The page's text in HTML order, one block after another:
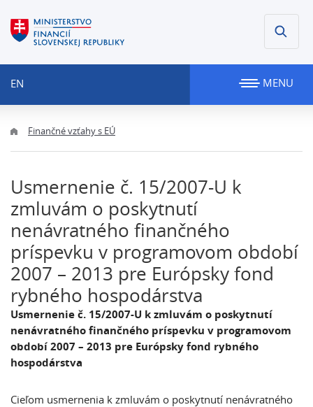
EN MENU
Finančné vzťahy s EÚ
Usmernenie č. 15/2007-U k
zmluvám o poskytnutí
nenávratného finančného
príspevku v programovom období
2007 – 2013 pre Európsky fond
rybného hospodárstva
Usmernenie č. 15/2007-U k zmluvám o poskytnutí
nenávratného finančného príspevku v programovom
období 2007 – 2013 pre Európsky fond rybného
hospodárstva
Cieľom usmernenia k zmluvám o poskytnutí nenávratného